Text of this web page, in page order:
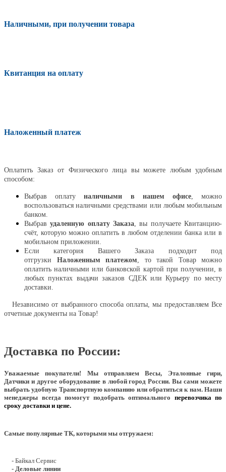
Наличными, при получении товара
Квитанция на оплату
Наложенный платеж
Оплатить Заказ от Физического лица вы можете любым удобным
способом:
Выбрав оплатуналичными в нашем офисе, можно
воспользоваться наличными средствами или любым мобильным
банком.
Выбравудаленную оплату Заказа , вы получаете Квитанцию-
счёт, которую можно оплатить в любом отделении банка или в
мобильном приложении.
Если категория Вашего Заказа подходит под
отгрузки Наложенным платежом , то такой Товар можно
оплатить наличными или банковской картой при получении, в
любых пунктах выдачи заказов СДЕК или Курьеру по месту
доставки.
Независимо от выбранного способа оплаты, мы предоставляем Все
отчетные документы на Товар!
Доставка по России:
Уважаемые покупатели! Мы отправляем Весы, Эталонные гири,
Датчики и другое оборудование в любой город России. Вы сами можете
выбрать удобную Транспортную компанию или обратиться к нам. Наши
менеджеры всегда помогут подобрать оптимального перевозчика по
сроку доставки и цене.
Самые популярные ТК, которыми мы отгружаем:
- Байкал Сервис
- Деловые линии